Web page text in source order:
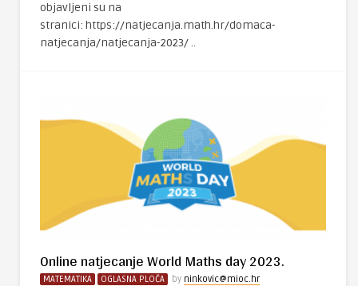
objavljeni su na
stranici: https://natjecanja.math.hr/domaca-
natjecanja/natjecanja-2023/ ..
Online natjecanje World Maths day 2023.
MATEMATIKA OGLASNA PLOČA by ninkovic@mioc.hr